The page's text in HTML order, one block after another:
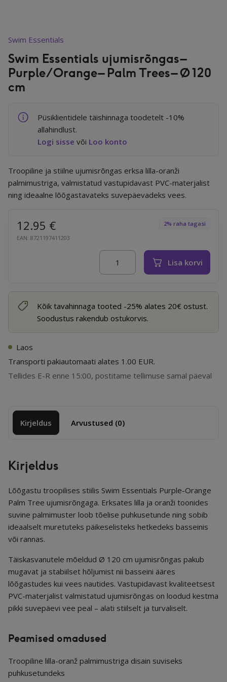
Juuksed
Tervis
Toidulisandid
Kodu
Nullkulu
Swim Essentials
Swim Essentials ujumisrõngas –
Purple/Orange – Palm Trees – Ø 120
cm
Püsiklientidele täishinnaga toodetelt -10%
allahindlust.
Logi sisse või Loo konto
Troopiline ja stiilne ujumisrõngas erksa lilla-oranži
palmimustriga, valmistatud vastupidavast PVC-materjalist
ning ideaalne lõõgastavateks suvepäevadeks vees.
12.95 €
2% raha tagasi
EAN: 8721197411203
Swim Essentials ujumisrõngas -
Lisa korvi
Kõik tavahinnaga tooted -25% alates 20€ ostust.
Soodustus rakendub ostukorvis.
Laos
Transporti pakiautomaati alates 1.00 EUR.
Tellides E-R enne 15:00, postitame tellimuse samal päeval
Kirjeldus Arvustused (0)
Kirjeldus
Lõõgastu troopilises stiilis Swim Essentials Purple-Orange
Palm Tree ujumisrõngaga. Erksates lilla ja oranži toonides
suvine palmimuster loob tõelise puhkusetunde ning sobib
ideaalselt muretuteks päikeselisteks hetkedeks basseinis
või rannas.
Täiskasvanutele mõeldud Ø 120 cm ujumisrõngas pakub
mugavat ja stabiilset hõljumist nii basseini ääres
lõõgastudes kui vees nautides. Vastupidavast kvaliteetsest
PVC-materjalist valmistatud ujumisrõngas on loodud kestma
pikki suvepäevi vee peal – alati stiilselt ja turvaliselt.
Peamised omadused
Troopiline lilla-oranž palmimustriga disain suviseks
puhkusetundeks